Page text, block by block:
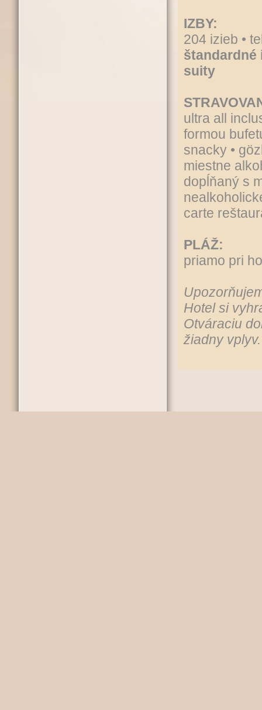
IZBY:
204 izieb •
štandardné
suity
ultra all
formou
snacky •
miestne
dopĺňaný s
carte
PLÁŽ:
priamo pri
Hotel si
Otváraciu
žiadny vplyv.